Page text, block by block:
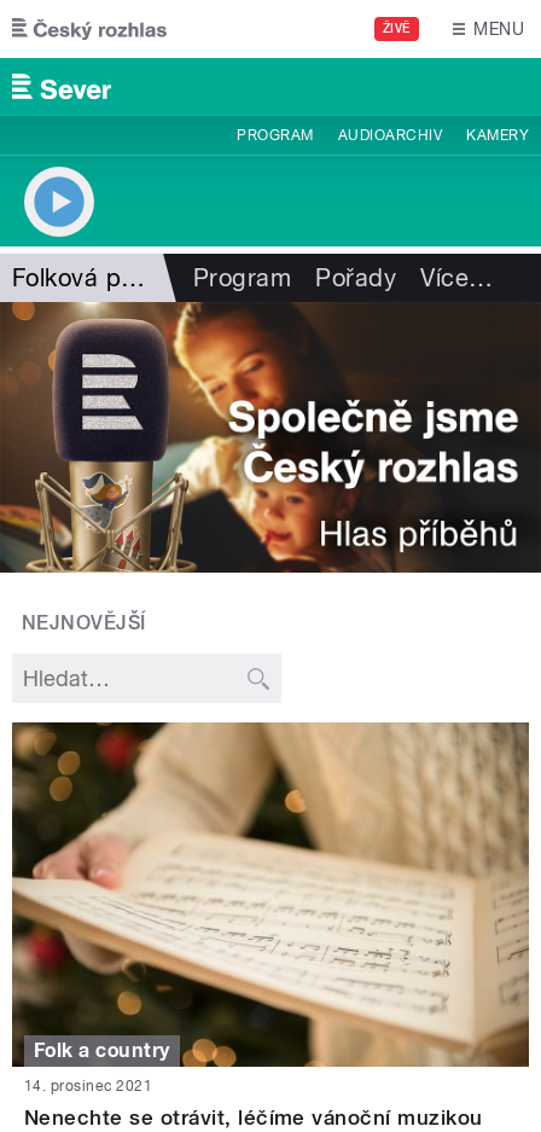
Přejít k hlavnímu obsahu
ŽIVĚ MENU
PROGRAM AUDIOARCHIV KAMERY
Folková pohlazení Program Pořady Více…
NEJNOVĚJŠÍ
Folk a country
14. prosinec 2021
Nenechte se otrávit, léčíme vánoční muzikou